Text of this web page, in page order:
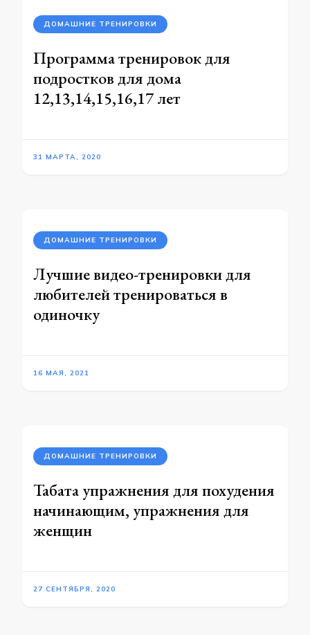
ДОМАШНИЕ ТРЕНИРОВКИ
Программа тренировок для
подростков для дома
12,13,14,15,16,17 лет
31 МАРТА, 2020
ДОМАШНИЕ ТРЕНИРОВКИ
Лучшие видео-тренировки для
любителей тренироваться в
одиночку
16 МАЯ, 2021
ДОМАШНИЕ ТРЕНИРОВКИ
Табата упражнения для похудения
начинающим, упражнения для
женщин
27 СЕНТЯБРЯ, 2020